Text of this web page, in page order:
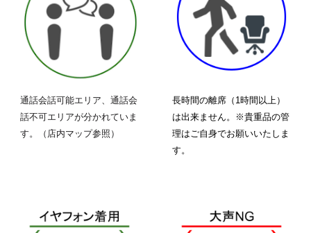
通話会話可能エリア、通話会
話不可エリアが分かれていま
す。（店内マップ参照）
長時間の離席（1時間以上）
は出来ません。※貴重品の管
理はご自身でお願いいたしま
す。